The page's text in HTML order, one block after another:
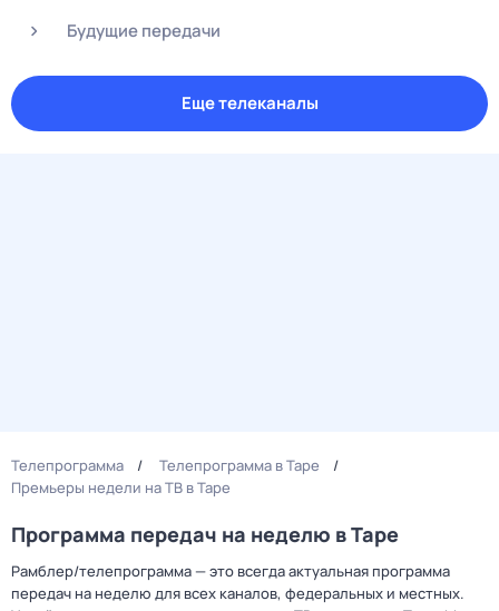
Будущие передачи
Еще телеканалы
Телепрограмма
Телепрограмма в Таре
Премьеры недели на ТВ в Таре
Программа передач на неделю в Таре
Рамблер/телепрограмма — это всегда актуальная программа
передач на неделю для всех каналов, федеральных и местных.